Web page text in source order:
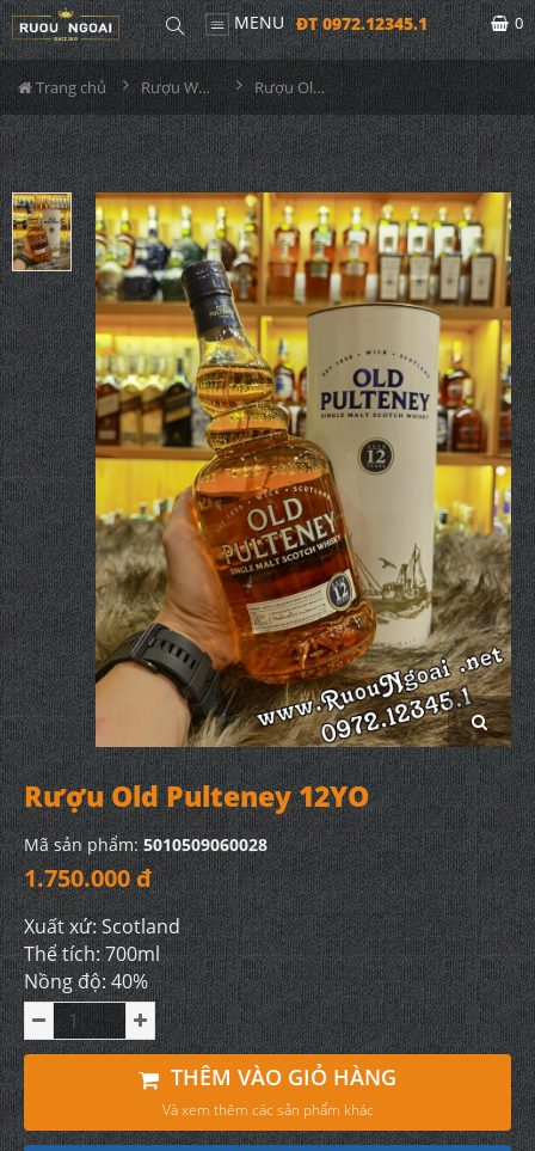
MENU ĐT 0972.12345.1 0
Trang chủ Rượu Whisky Rượu Old Pulteney 12YO
Rượu Old Pulteney 12YO
Mã sản phẩm:5010509060028
1.750.000 đ
Xuất xứ: Scotland
Thể tích: 700ml
Nồng độ: 40%
THÊM VÀO GIỎ HÀNG
Và xem thêm các sản phẩm khác